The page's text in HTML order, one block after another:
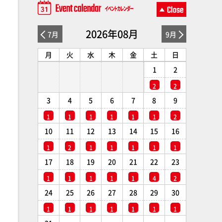
7月 2026年08月 9月
月 火 水 木 金 土
日
1
2
2
2
3
1
4
1
5
1
6
1
7
1
8
1
9
2
10
1
11
2
12
1
13
1
14
1
15
1
16
1
17
1
18
1
19
1
20
1
21
1
22
4
23
2
24
1
25
1
26
1
27
1
28
1
29
1
30
1